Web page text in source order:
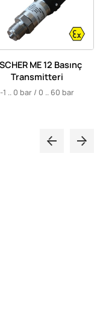
ME 12 Basınç
Transmitteri
-1 .. 0 bar / 0 .. 60 bar